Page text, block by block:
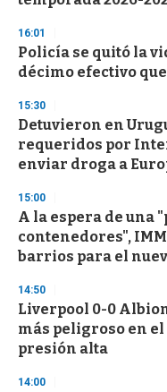
16:01
Policía se quitó la
décimo efectivo que
15:30
Detuvieron en
requeridos por
enviar droga a
15:00
A la espera de una
contenedores",
barrios para el
14:50
Liverpool 0-0
más peligroso en
presión alta
14:00